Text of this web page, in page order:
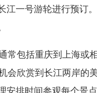
江一号游轮进行预订
常包括重庆到上海或
会欣赏到长江两岸的
安排时间参观每个景